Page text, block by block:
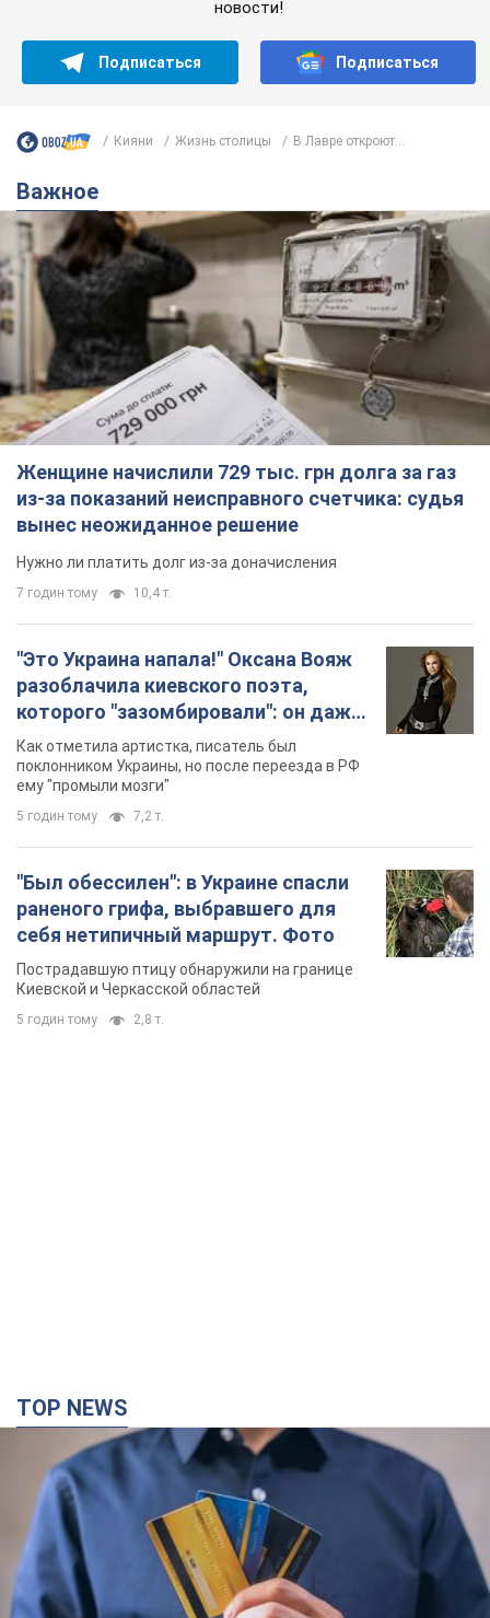
новости!
Подписаться Подписаться
Кияни Жизнь столицы В Лавре откроют...
Важное
Женщине начислили 729 тыс. грн долга за газ
из-за показаний неисправного счетчика: судья
вынес неожиданное решение
Нужно ли платить долг из-за доначисления
7 годин тому 10,4 т.
"Это Украина напала!" Оксана Вояж
разоблачила киевского поэта,
которого "зазомбировали": он даже
русского не знал, а теперь хочет
геноцида украинцев
Как отметила артистка, писатель был
поклонником Украины, но после переезда в РФ
ему "промыли мозги"
5 годин тому 7,2 т.
"Был обессилен": в Украине спасли
раненого грифа, выбравшего для
себя нетипичный маршрут. Фото
Пострадавшую птицу обнаружили на границе
Киевской и Черкасской областей
5 годин тому 2,8 т.
TOP NEWS